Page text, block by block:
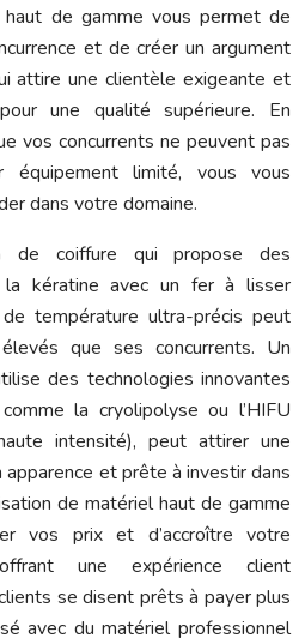
de gamme vous permet de
et de créer un argument
attire une clientèle exigeante et
une qualité supérieure. En
vos concurrents ne peuvent pas
limité, vous vous
dans votre domaine.
de coiffure qui propose des
la kératine avec un fer à lisser
température ultra-précis peut
que ses concurrents. Un
des technologies innovantes
la cryolipolyse ou l’HIFU
intensité), peut attirer une
et prête à investir dans
de matériel haut de gamme
vos prix et d’accroître votre
une expérience client
se disent prêts à payer plus
avec du matériel professionnel